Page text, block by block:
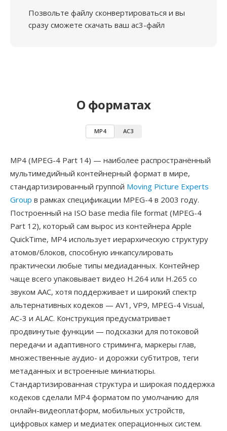
Позвольте файлу сконвертироваться и вы
сразу сможете скачать ваш ac3-файл
О форматах
MP4 AC3
MP4 (MPEG-4 Part 14) — наиболее распространённый
мультимедийный контейнерный формат в мире,
стандартизированный группой Moving Picture Experts
Group в рамках спецификации MPEG-4 в 2003 году.
Построенный на ISO base media file format (MPEG-4
Part 12), который сам вырос из контейнера Apple
QuickTime, MP4 использует иерархическую структуру
атомов/блоков, способную инкапсулировать
практически любые типы медиаданных. Контейнер
чаще всего упаковывает видео H.264 или H.265 со
звуком AAC, хотя поддерживает и широкий спектр
альтернативных кодеков — AV1, VP9, MPEG-4 Visual,
AC-3 и ALAC. Конструкция предусматривает
продвинутые функции — подсказки для потоковой
передачи и адаптивного стриминга, маркеры глав,
множественные аудио- и дорожки субтитров, теги
метаданных и встроенные миниатюры.
Стандартизированная структура и широкая поддержка
кодеков сделали MP4 форматом по умолчанию для
онлайн-видеоплатформ, мобильных устройств,
цифровых камер и медиатек операционных систем.